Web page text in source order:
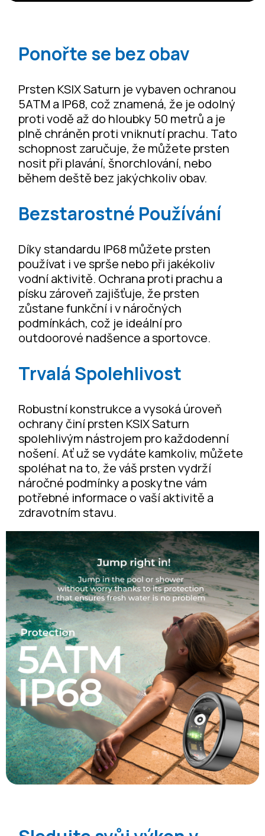
Ponořte se bez obav
Prsten KSIX Saturn je vybaven ochranou
5ATM a IP68, což znamená, že je odolný
proti vodě až do hloubky 50 metrů a je
plně chráněn proti vniknutí prachu. Tato
schopnost zaručuje, že můžete prsten
nosit při plavání, šnorchlování, nebo
během deště bez jakýchkoliv obav.
Bezstarostné Používání
Díky standardu IP68 můžete prsten
používat i ve sprše nebo při jakékoliv
vodní aktivitě. Ochrana proti prachu a
písku zároveň zajišťuje, že prsten
zůstane funkční i v náročných
podmínkách, což je ideální pro
outdoorové nadšence a sportovce.
Trvalá Spolehlivost
Robustní konstrukce a vysoká úroveň
ochrany činí prsten KSIX Saturn
spolehlivým nástrojem pro každodenní
nošení. Ať už se vydáte kamkoliv, můžete
spoléhat na to, že váš prsten vydrží
náročné podmínky a poskytne vám
potřebné informace o vaší aktivitě a
zdravotním stavu.